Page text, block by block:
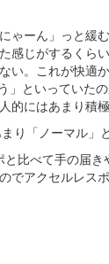
ゃーん」っと緩
感じがするくら
い。これが快適
といっていた
的にはあまり積
り「ノーマル」
と比べて手の届
でアクセルレス